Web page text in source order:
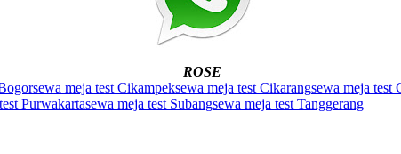
ROSE
sewa meja test Cikampeksewa meja test Cikarangsewa meja test
Purwakartasewa meja test Subangsewa meja test Tanggerang